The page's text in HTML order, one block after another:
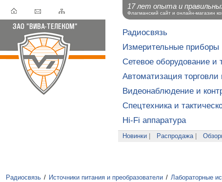
Радиосвязь
Измерительные приборы
Сетевое оборудование и
Автоматизация торговли
Видеонаблюдение и
Спецтехника и
Hi-Fi аппаратура
Новинки Распродажа|
Радиосвязь / Источники питания и преобразователи / Лабораторные
17 лет опыта и
Флагманский сайт и онлайн-магазин